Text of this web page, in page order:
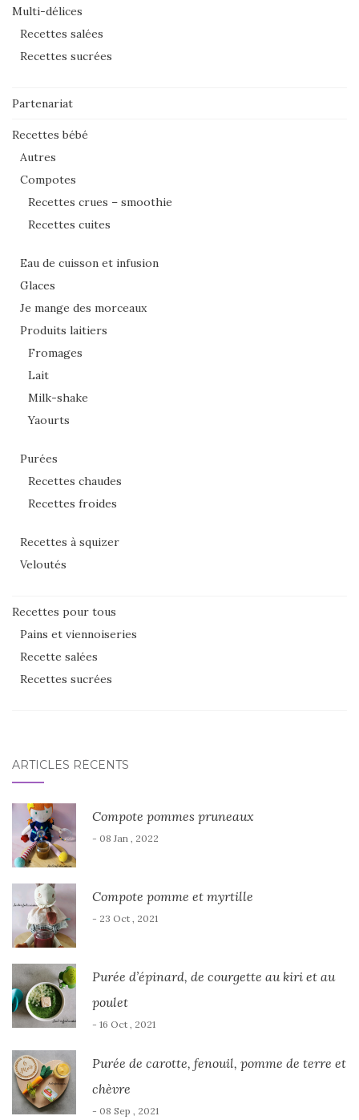
Multi-délices
Recettes salées
Recettes sucrées
Partenariat
Recettes bébé
Autres
Compotes
Recettes crues – smoothie
Recettes cuites
Eau de cuisson et infusion
Glaces
Je mange des morceaux
Produits laitiers
Fromages
Lait
Milk-shake
Yaourts
Purées
Recettes chaudes
Recettes froides
Recettes à squizer
Veloutés
Recettes pour tous
Pains et viennoiseries
Recette salées
Recettes sucrées
ARTICLES RÉCENTS
Compote pommes pruneaux
- 08 Jan , 2022
Compote pomme et myrtille
- 23 Oct , 2021
Purée d’épinard, de courgette au kiri et au
poulet
- 16 Oct , 2021
Purée de carotte, fenouil, pomme de terre et
chèvre
- 08 Sep , 2021